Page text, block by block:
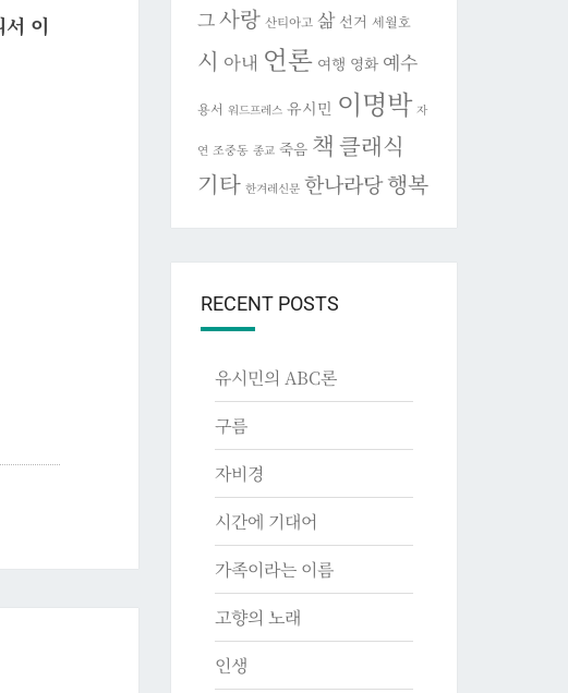
이
그사랑 산티아고 삶 선거 세월호
시 아내 언론 여행 영화 예수
용서 워드프레스 유시민 이명박 자
연 조중동 종교 죽음 책 클래식
기타 한겨레신문 한나라당 행복
RECENT POSTS
유시민의 ABC론
구름
자비경
시간에 기대어
가족이라는 이름
고향의 노래
인생